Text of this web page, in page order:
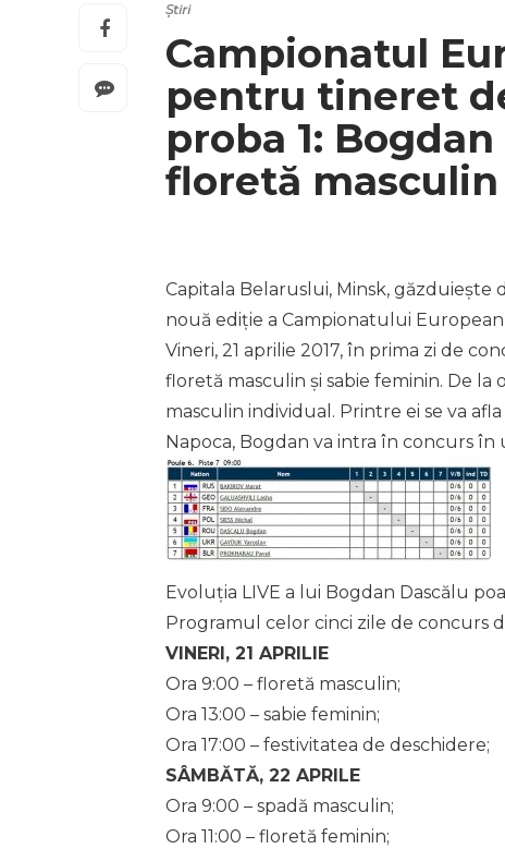
Știri
Campionatul
pentru tineret
proba 1:
floretă
Capitala Belaruslui, Minsk, găzduiește
nouă ediție a Campionatului
Vineri, 21 aprilie 2017, în prima zi de
floretă masculin și sabie feminin. De
masculin individual. Printre ei se va
Napoca, Bogdan va intra în concurs
Evoluția LIVE a lui Bogdan Dascălu
Programul celor cinci zile de concurs
VINERI, 21 APRILIE
Ora 9:00 – floretă masculin;
Ora 13:00 – sabie feminin;
Ora 17:00 – festivitatea de deschidere;
SÂMBĂTĂ, 22 APRILE
Ora 9:00 – spadă masculin;
Ora 11:00 – floretă feminin;